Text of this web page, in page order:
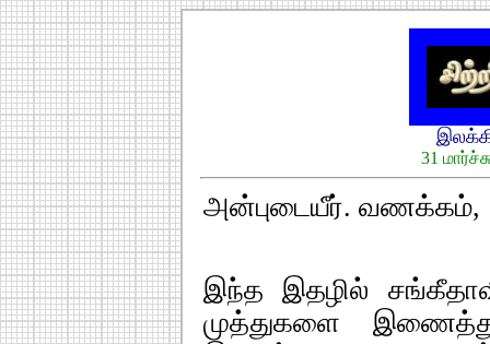
31
அன்புடையீர். வணக்கம்,
இந்த இதழில்
முத்துகளை